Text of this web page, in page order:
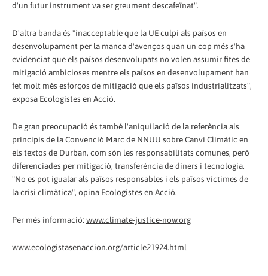
d'un futur instrument va ser greument descafeïnat".
D'altra banda és "inacceptable que la UE culpi als països en
desenvolupament per la manca d'avenços quan un cop més s'ha
evidenciat que els països desenvolupats no volen assumir fites de
mitigació ambicioses mentre els països en desenvolupament han
fet molt més esforços de mitigació que els països industrialitzats",
exposa Ecologistes en Acció.
De gran preocupació és també l'aniquilació de la referència als
principis de la Convenció Marc de NNUU sobre Canvi Climàtic en
els textos de Durban, com són les responsabilitats comunes, però
diferenciades per mitigació, transferència de diners i tecnologia.
"No es pot igualar als països responsables i els països víctimes de
la crisi climàtica", opina Ecologistes en Acció.
Per més informació: www.climate-justice-now.org
www.ecologistasenaccion.org/article21924.html